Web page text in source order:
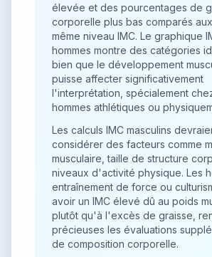
élevée et des pourcentages de
corporelle plus bas comparés
même niveau IMC. Le graphique
hommes montre des catégories
bien que le développement
puisse affecter significativement
l'interprétation, spécialement
hommes athlétiques ou
Les calculs IMC masculins
considérer des facteurs comme
musculaire, taille de structure
niveaux d'activité physique. Les
entraînement de force ou
avoir un IMC élevé dû au poids
plutôt qu'à l'excès de graisse,
précieuses les évaluations
de composition corporelle.